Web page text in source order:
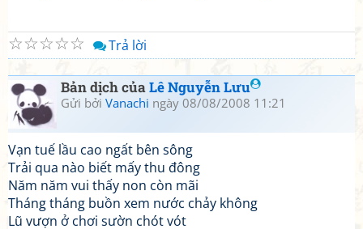
☆
☆
☆
☆
☆ Trả lời
Bản dịch củaLê Nguyễn Lưu
Gửi bởi Vanachi ngày 08/08/2008 11:21
Vạn tuế lầu cao ngất bên sông
Trải qua nào biết mấy thu đông
Năm năm vui thấy non còn mãi
Tháng tháng buồn xem nước chảy không
Lũ vượn ở chơi sườn chót vót